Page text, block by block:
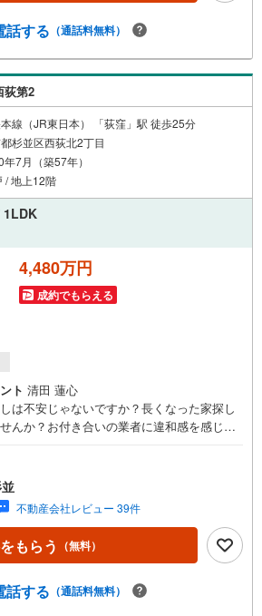
ボタンからお問い合わせください。※必ずYah
と譲渡はできません。ご案内・詳細な資料
軽にどうぞ♪お電話でのお問い合わせも常
ります！お気軽にお問い合わせください。
話する （通話料無料）
荻第2
線（JR東日本） 「荻窪」駅 徒歩25分
杉並区西荻北2丁目
年7月（築57年）
/ 地上12階
1LDK
4,480万円
成約でもらえる
ト 清田 蓮心
は不安じゃないですか？長くなった家探し
んか？お付き合いの業者に違和感を感じて
のしがらみもなく、お客様の理想の物件を
東宝ハウス杉並【（FD）:】ご見学希望の物
ご案内させていただきます。遠慮なくご希
さいませ。■ご見学について■【営業時間 9:
気物件は特に問い合わせが集中するため、お
くださいませ。「室内・現地を見学する」ボ
CLUB■弊社で売買されたお客様はTOHO H
不動産会社レビュー 39件
もらう （無料）
話する （通話料無料）